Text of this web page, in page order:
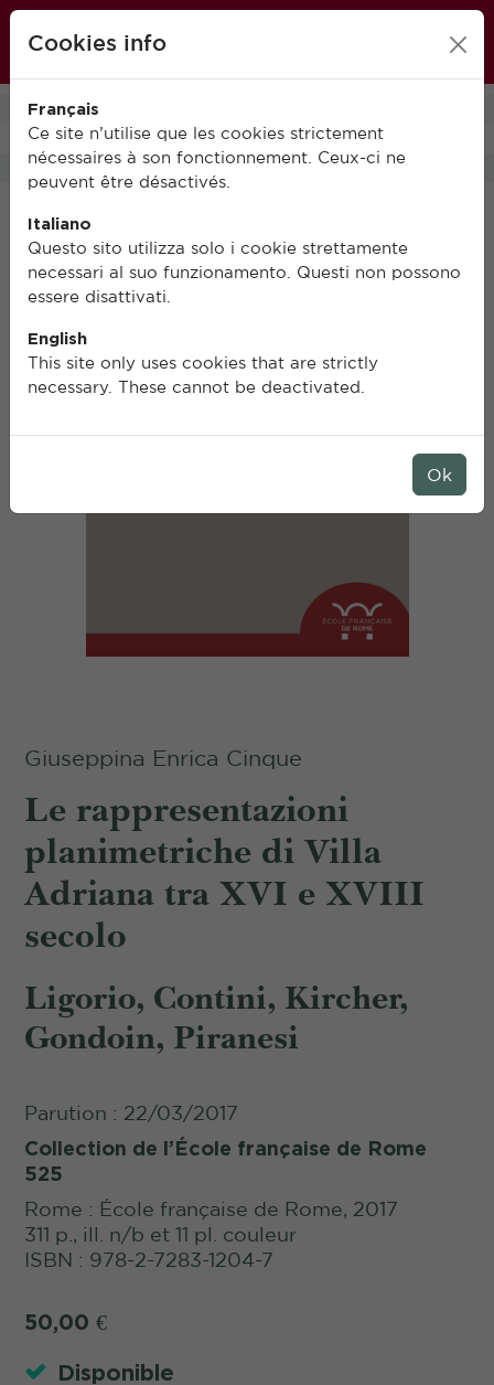
Giuseppina Enrica Cinque
Le rappresentazioni
planimetriche di Villa
Adriana tra XVI e XVIII
secolo
Ligorio, Contini, Kircher,
Gondoin, Piranesi
Parution : 22/03/2017
Collection de l’École française de Rome
525
Rome : École française de Rome, 2017
311 p., ill. n/b et 11 pl. couleur
ISBN : 978-2-7283-1204-7
50,00 €
Disponible
Cookies info
Français
Ce site n’utilise que les cookies strictement
nécessaires à son fonctionnement. Ceux-ci ne
peuvent être désactivés.
Italiano
Questo sito utilizza solo i cookie strettamente
necessari al suo funzionamento. Questi non possono
essere disattivati.
English
This site only uses cookies that are strictly
necessary. These cannot be deactivated.
Ok